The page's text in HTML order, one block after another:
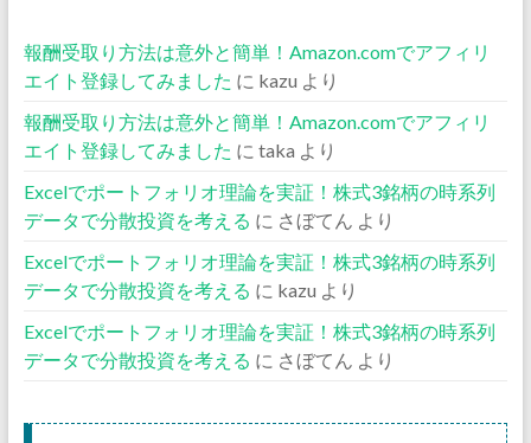
報酬受取り方法は意外と簡単！Amazon.comでアフィリ
エイト登録してみました に kazu より
報酬受取り方法は意外と簡単！Amazon.comでアフィリ
エイト登録してみました に taka より
Excelでポートフォリオ理論を実証！株式3銘柄の時系列
データで分散投資を考える に さぼてん より
Excelでポートフォリオ理論を実証！株式3銘柄の時系列
データで分散投資を考える に kazu より
Excelでポートフォリオ理論を実証！株式3銘柄の時系列
データで分散投資を考える に さぼてん より